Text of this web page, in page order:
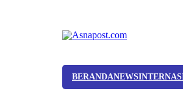
BERANDANEWS